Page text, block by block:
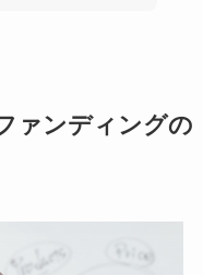
ァンディングの